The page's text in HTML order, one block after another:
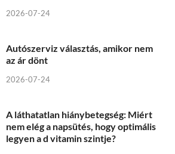
2026-07-24
Autószerviz választás, amikor nem
az ár dönt
2026-07-24
A láthatatlan hiánybetegség: Miért
nem elég a napsütés, hogy optimális
legyen a d vitamin szintje?